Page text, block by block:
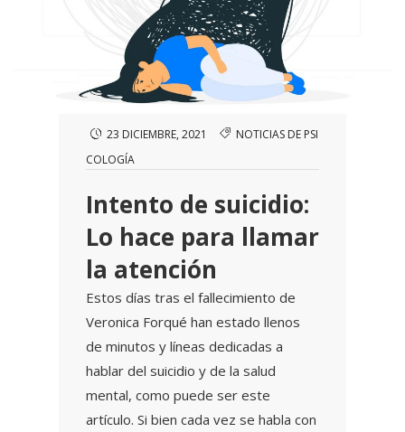
23 DICIEMBRE, 2021
NOTICIAS DE PSI
COLOGÍA
Intento de suicidio:
Lo hace para llamar
la atención
Estos días tras el fallecimiento de
Veronica Forqué han estado llenos
de minutos y líneas dedicadas a
hablar del suicidio y de la salud
mental, como puede ser este
artículo. Si bien cada vez se habla con